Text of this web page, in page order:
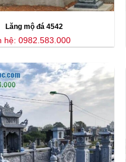
Lăng mộ đá 4542
hệ: 0982.583.000